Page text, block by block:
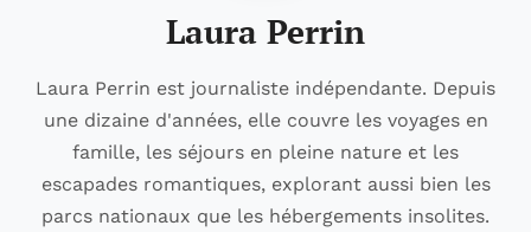
Laura Perrin
Laura Perrin est journaliste indépendante. Depuis
une dizaine d'années, elle couvre les voyages en
famille, les séjours en pleine nature et les
escapades romantiques, explorant aussi bien les
parcs nationaux que les hébergements insolites.